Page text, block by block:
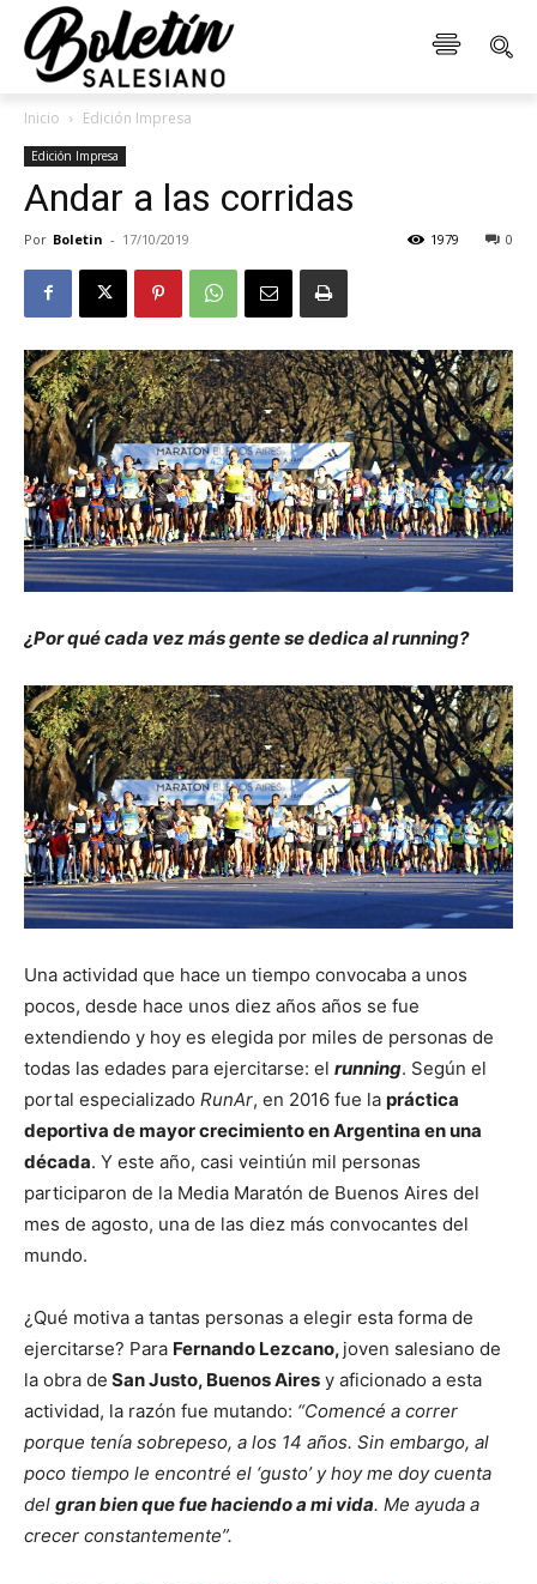
Inicio Edición Impresa
Edición Impresa
Andar a las corridas
Por Boletin - 17/10/2019 0
1979
¿Por qué cada vez más gente se dedica al running?
Una actividad que hace un tiempo convocaba a unos
pocos, desde hace unos diez años años se fue
extendiendo y hoy es elegida por miles de personas de
todas las edades para ejercitarse: el running. Según el
portal especializado RunAr, en 2016 fue la práctica
deportiva de mayor crecimiento en Argentina en una
década. Y este año, casi veintiún mil personas
participaron de la Media Maratón de Buenos Aires del
mes de agosto, una de las diez más convocantes del
mundo.
¿Qué motiva a tantas personas a elegir esta forma de
ejercitarse? Para Fernando Lezcano, joven salesiano de
la obra de San Justo, Buenos Aires y aficionado a esta
actividad, la razón fue mutando: “Comencé a correr
porque tenía sobrepeso, a los 14 años. Sin embargo, al
poco tiempo le encontré el ‘gusto’ y hoy me doy cuenta
del gran bien que fue haciendo a mi vida. Me ayuda a
crecer constantemente”.